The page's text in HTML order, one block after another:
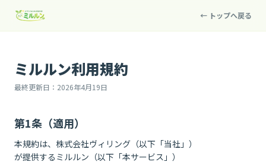
← トップへ戻る
ミルルン利用規約
最終更新日：2026年4月19日
第1条（適用）
本規約は、株式会社ヴィリング（以下「当社」）
が提供するミルルン（以下「本サービス」）